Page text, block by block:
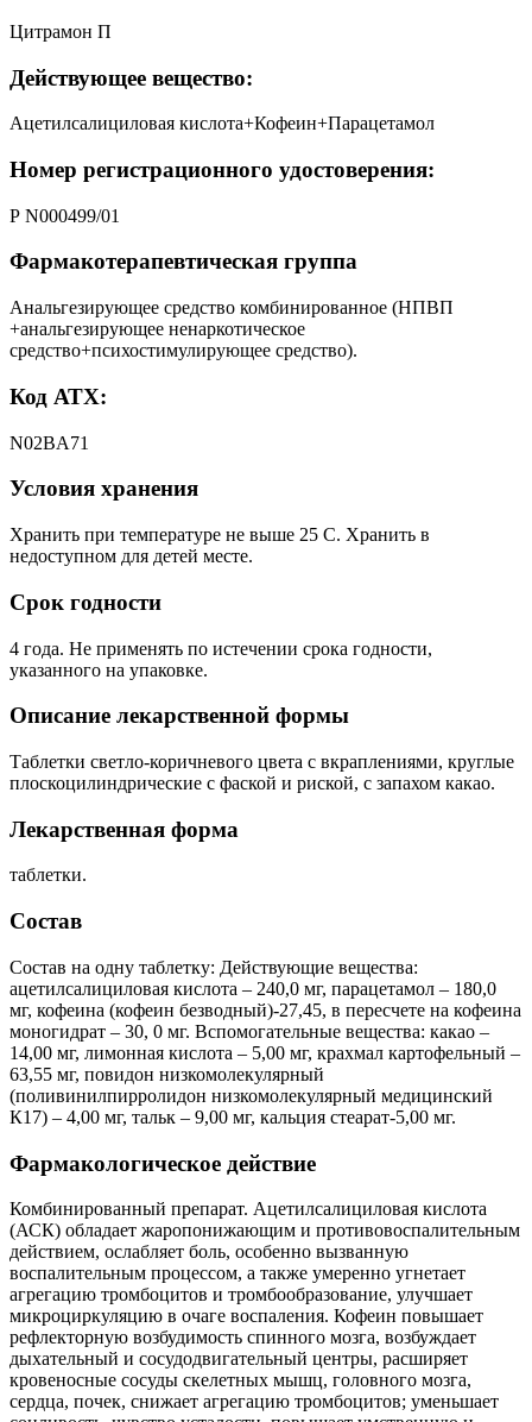
Цитрамон П
Действующее вещество:
Ацетилсалициловая кислота+Кофеин+Парацетамол
Номер регистрационного удостоверения:
Р N000499/01
Фармакотерапевтическая группа
Анальгезирующее средство комбинированное (НПВП
+анальгезирующее ненаркотическое
средство+психостимулирующее средство).
Код АТХ:
N02BA71
Условия хранения
Хранить при температуре не выше 25 С. Хранить в
недоступном для детей месте.
Срок годности
4 года. Не применять по истечении срока годности,
указанного на упаковке.
Описание лекарственной формы
Таблетки светло-коричневого цвета с вкраплениями, круглые
плоскоцилиндрические с фаской и риской, с запахом какао.
Лекарственная форма
таблетки.
Состав
Состав на одну таблетку: Действующие вещества:
ацетилсалициловая кислота – 240,0 мг, парацетамол – 180,0
мг, кофеина (кофеин безводный)-27,45, в пересчете на кофеина
моногидрат – 30, 0 мг. Вспомогательные вещества: какао –
14,00 мг, лимонная кислота – 5,00 мг, крахмал картофельный –
63,55 мг, повидон низкомолекулярный
(поливинилпирролидон низкомолекулярный медицинский
К17) – 4,00 мг, тальк – 9,00 мг, кальция стеарат-5,00 мг.
Фармакологическое действие
Комбинированный препарат. Ацетилсалициловая кислота
(АСК) обладает жаропонижающим и противовоспалительным
действием, ослабляет боль, особенно вызванную
воспалительным процессом, а также умеренно угнетает
агрегацию тромбоцитов и тромбообразование, улучшает
микроциркуляцию в очаге воспаления. Кофеин повышает
рефлекторную возбудимость спинного мозга, возбуждает
дыхательный и сосудодвигательный центры, расширяет
кровеносные сосуды скелетных мышц, головного мозга,
сердца, почек, снижает агрегацию тромбоцитов; уменьшает